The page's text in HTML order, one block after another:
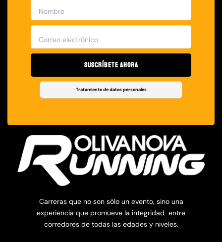
Suscríbete Ahora
Tratamiento de datos personales
Carreras que no son sólo un evento, sino una
experiencia que promueve la integridad entre
corredores de todas las edades y niveles.